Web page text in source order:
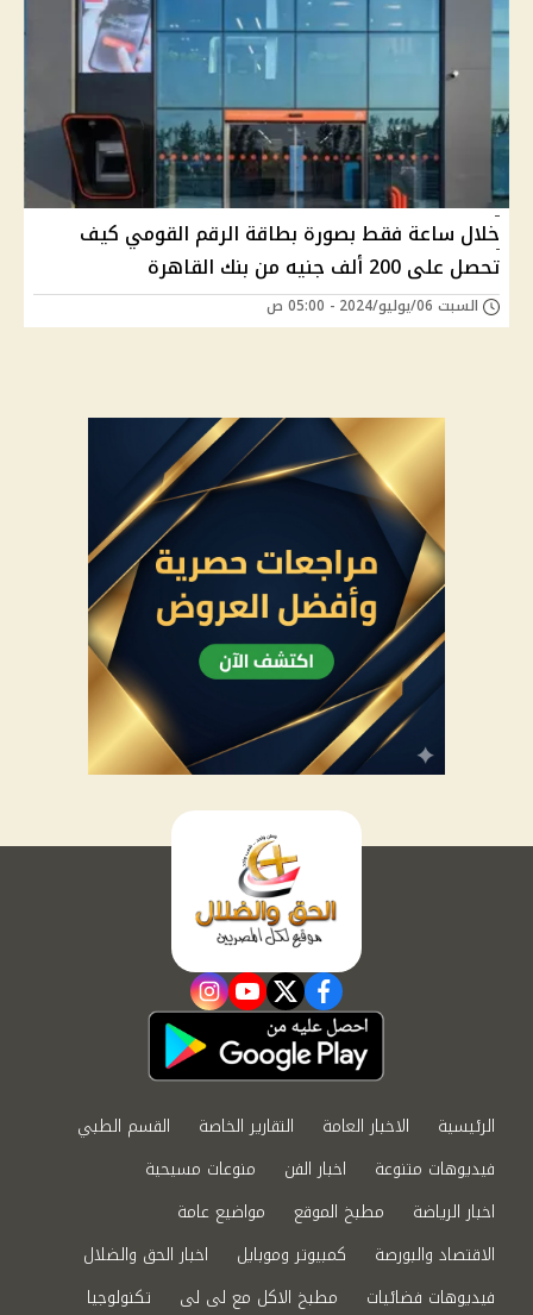
خلال ساعة فقط بصورة بطاقة الرقم القومي كيف
تحصل على 200 ألف جنيه من بنك القاهرة
السبت 06/يوليو/2024 - 05:00 ص
facebook
twitter
youtube
instagram
الرئيسية الاخبار العامة التقارير الخاصة
القسم الطبي
فيديوهات متنوعة
اخبار الفن
منوعات مسيحية
اخبار الرياضة
مطبخ الموقع
مواضيع عامة
الاقتصاد والبورصة
كمبيوتر وموبايل
اخبار الحق والضلال
فيديوهات فضائيات
مطبخ الاكل مع لى لى تكنولوجيا